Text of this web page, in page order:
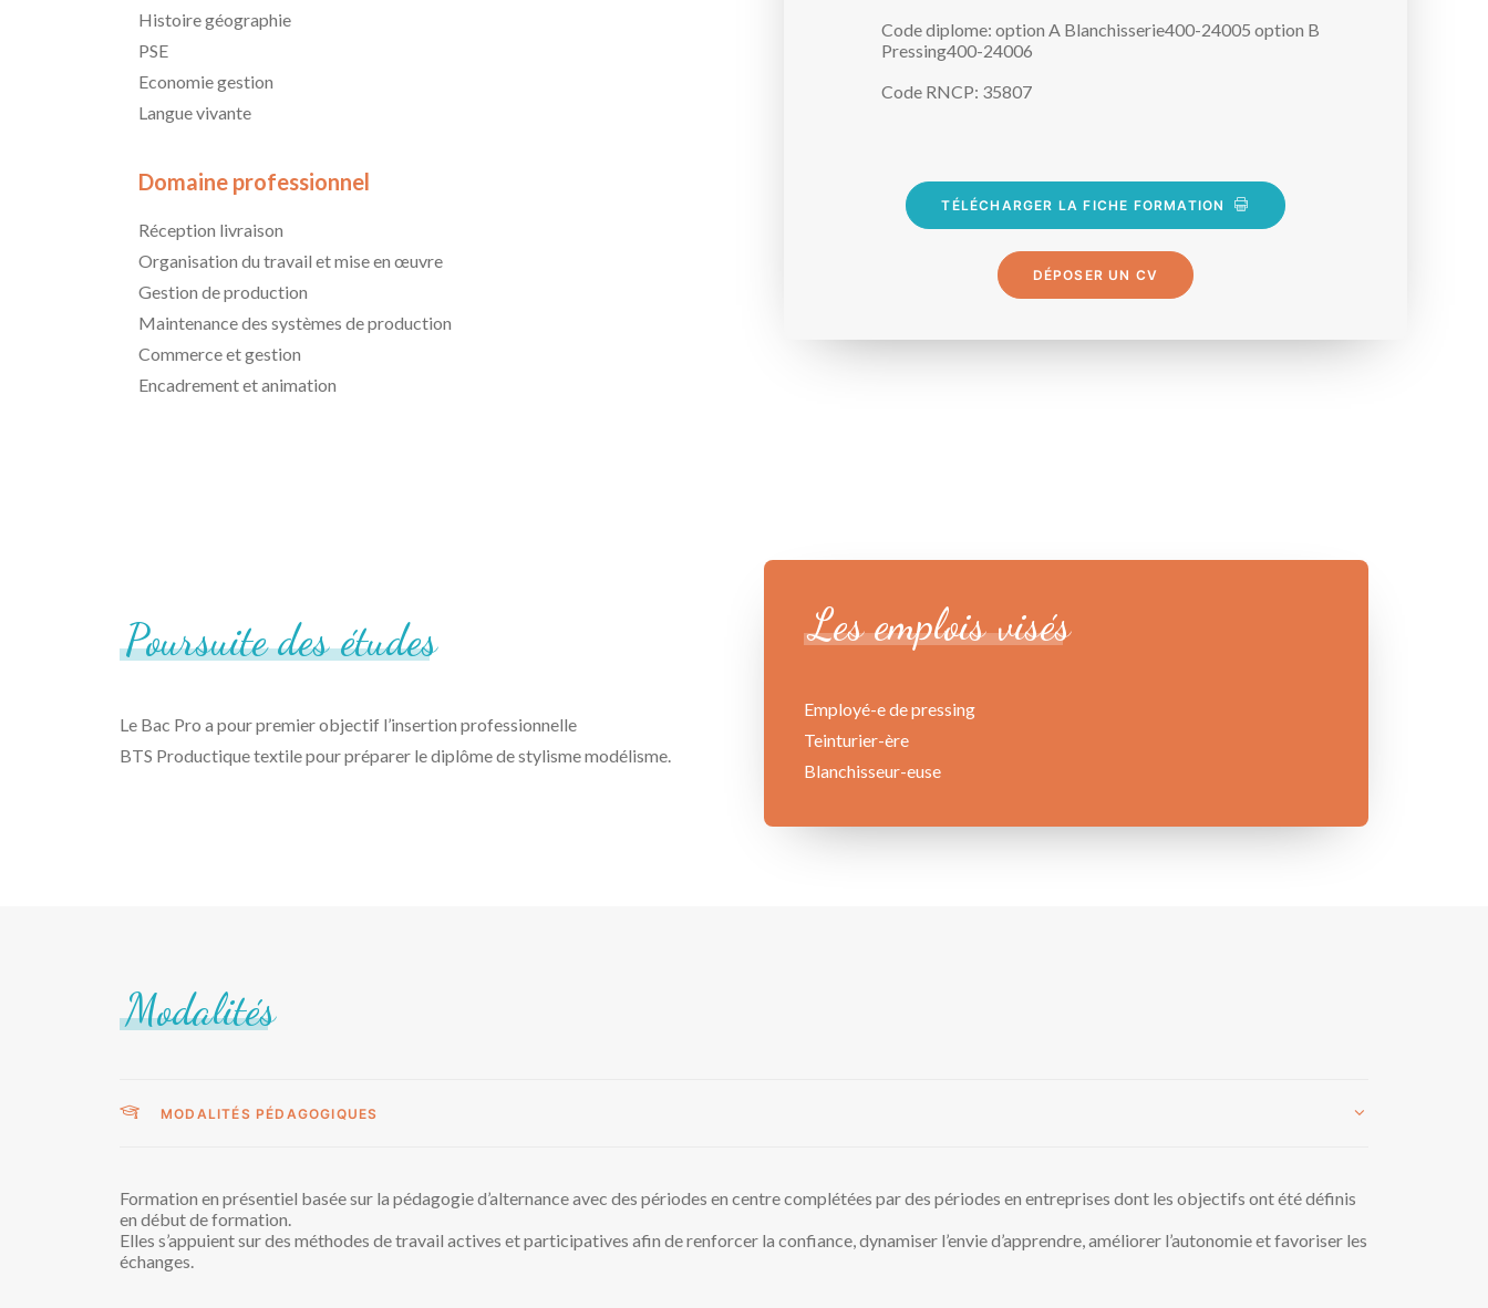
Histoire géographie
PSE
Economie gestion
Langue vivante
Domaine professionnel
Réception livraison
Organisation du travail et mise en œuvre
Gestion de production
Maintenance des systèmes de production
Commerce et gestion
Encadrement et animation
Code diplome: option A Blanchisserie400-24005 option B
Pressing400-24006
Code RNCP: 35807
TÉLÉCHARGER LA FICHE FORMATION
DÉPOSER UN CV
Poursuite des études
Le Bac Pro a pour premier objectif l’insertion professionnelle
BTS Productique textile pour préparer le diplôme de stylisme modélisme.
Les emplois visés
Employé-e de pressing
Teinturier-ère
Blanchisseur-euse
Modalités
MODALITÉS PÉDAGOGIQUES
Formation en présentiel basée sur la pédagogie d’alternance avec des périodes en centre complétées par des périodes en entreprises dont les objectifs ont été définis
en début de formation.
Elles s’appuient sur des méthodes de travail actives et participatives afin de renforcer la confiance, dynamiser l’envie d’apprendre, améliorer l’autonomie et favoriser les
échanges.